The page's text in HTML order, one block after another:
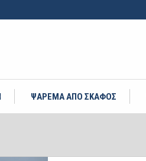
ΨΑΡΕΜΑ ΑΠΟ ΣΚΑΦΟΣ